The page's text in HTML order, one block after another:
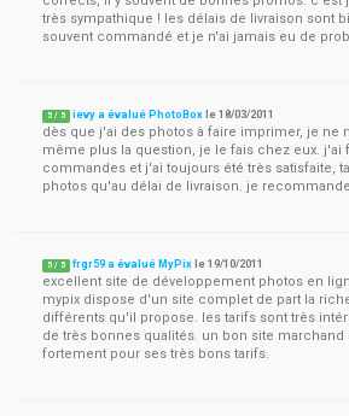
très sympathique ! les délais de livraison sont
souvent commandé et je n'ai jamais eu de
5 / 5 ievy a évalué PhotoBox le18/03/2011
dès que j'ai des photos à faire imprimer, je ne
même plus la question, je le fais chez eux. j'ai
commandes et j'ai toujours été très satisfaite,
photos qu'au délai de livraison. je
5 / 5 frgr59 a évalué MyPix le19/10/2011
excellent site de développement photos en
mypix dispose d'un site complet de part la
différents qu'il propose. les tarifs sont très
de très bonnes qualités. un bon site
fortement pour ses très bons tarifs.